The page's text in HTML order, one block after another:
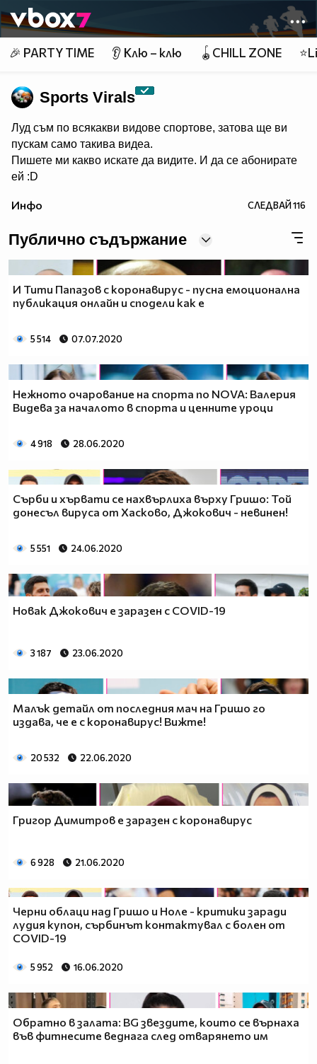
👾
🎉 PARTY TIME 👂 Клю – клю 🪀CHILL ZONE
Sports Virals
Луд съм по всякакви видове спортове, затова ще ви
пускам само такива видеа.
Пишете ми какво искате да видите. И да се абонирате
ей :D
Инфо СЛЕДВАЙ116
Публично съдържание
И Тити Папазов с коронавирус - пусна емоционална
публикация онлайн и сподели как е
5 514 07.07.2020
Нежното очарование на спорта по NOVA: Валерия
Видева за началото в спорта и ценните уроци
4 918 28.06.2020
Сърби и хървати се нахвърлиха върху Гришо: Той
донесъл вируса от Хасково, Джокович - невинен!
5 551 24.06.2020
Новак Джокович е заразен с COVID-19
3 187 23.06.2020
Малък детайл от последния мач на Гришо го
издава, че е с коронавирус! Вижте!
20 532 22.06.2020
Григор Димитров е заразен с коронавирус
6 928 21.06.2020
Черни облаци над Гришо и Ноле - критики заради
лудия купон, сърбинът контактувал с болен от
COVID-19
5 952 16.06.2020
Обратно в залата: BG звездите, които се върнаха
във фитнесите веднага след отварянето им